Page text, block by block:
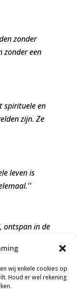
wij enkele cookies op
Houd er wel rekening
zonder
zonder een
spirituele en
zijn. Ze
leven is
ontspan in de